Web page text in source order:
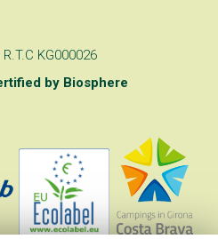
KG000026
by Biosphere